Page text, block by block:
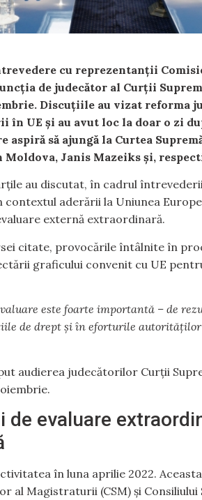
cu reprezentanții
de judecător al Curții
Discuțiile au vizat reforma
UE și au avut loc la doar o zi
să ajungă la Curtea
Janis Mazeiks și,
au discutat, în cadrul
aderării la Uniunea
externă extraordinară.
citate, provocările întâlnite în
graficului convenit cu UE
este foarte importantă – de
de drept și în eforturile autorităților
audierea judecătorilor Curții
de evaluare
în luna aprilie 2022.
al Magistraturii (CSM) și